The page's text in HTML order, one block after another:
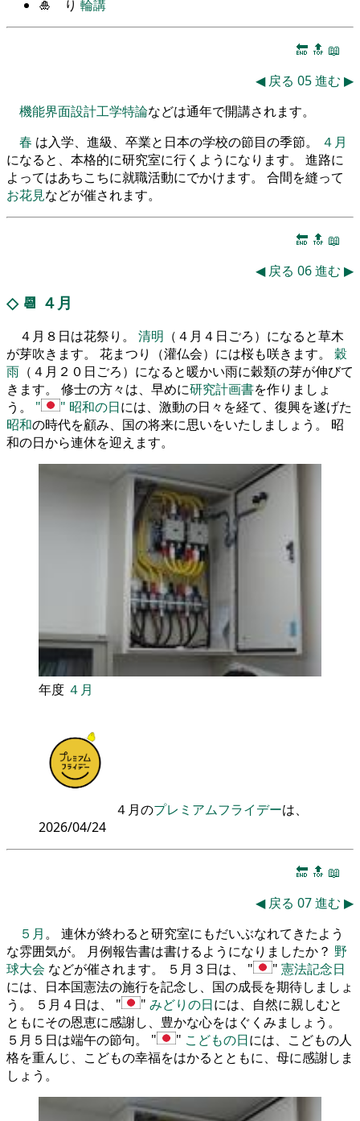
🎍 り 輪講
🔚 🔝 📖
◀ 戻る 05進む ▶
機能界面設計工学特論などは通年で開講されます。
春 は入学、進級、卒業と日本の学校の節目の季節。
４月
になると、本格的に研究室に行くようになります。 進路に
よってはあちこちに就職活動にでかけます。 合間を縫って
お花見などが催されます。
🔚 🔝 📖
◀ 戻る 06進む ▶
◇ 📆 ４月
４月８日は花祭り。 清明 （４月４日ごろ）になると草木
が芽吹きます。 花まつり（灌仏会）には桜も咲きます。 穀
雨 （４月２０日ごろ）になると暖かい雨に穀類の芽が伸びて
きます。 修士の方々は、早めに研究計画書を作りましょ
う。
昭和の日には、激動の日々を経て、復興を遂げた
昭和の時代を顧み、国の将来に思いをいたしましょう。 昭
和の日から連休を迎えます。
年度 ４月
４月のプレミアムフライデーは、
2026/04/24
🔚 🔝 📖
◀ 戻る 07進む ▶
５月。 連休が終わると研究室にもだいぶなれてきたよう
な雰囲気が。 月例報告書は書けるようになりましたか？ 野
球大会 などが催されます。 ５月３日は、
憲法記念日
には、日本国憲法の施行を記念し、国の成長を期待しましょ
う。 ５月４日は、
みどりの日には、自然に親しむと
ともにその恩恵に感謝し、豊かな心をはぐくみましょう。
５月５日は端午の節句。
こどもの日には、こどもの人
格を重んじ、こどもの幸福をはかるとともに、母に感謝しま
しょう。